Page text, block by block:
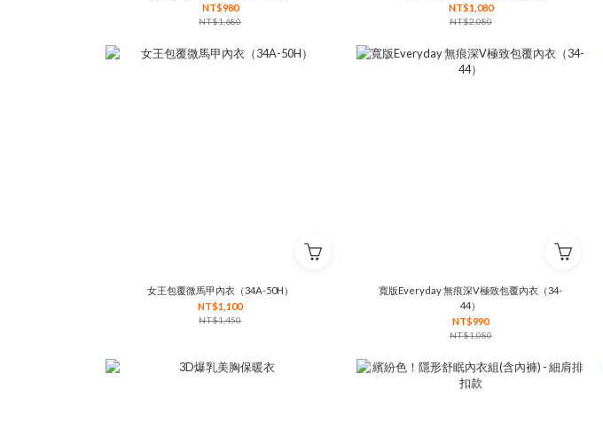
NT$980
NT$1,680
NT$1,080
NT$2,080
女王包覆微馬甲內衣（34A-50H）
NT$1,100
NT$1,450
寬版Everyday 無痕深V極致包覆內衣（34-
44）
NT$990
NT$1,080